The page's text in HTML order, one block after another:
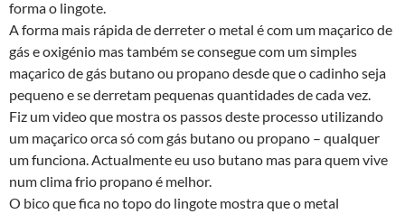
forma o lingote.
A forma mais rápida de derreter o metal é com um maçarico de
gás e oxigénio mas também se consegue com um simples
maçarico de gás butano ou propano desde que o cadinho seja
pequeno e se derretam pequenas quantidades de cada vez.
Fiz um video que mostra os passos deste processo utilizando
um maçarico orca só com gás butano ou propano – qualquer
um funciona. Actualmente eu uso butano mas para quem vive
num clima frio propano é melhor.
O bico que fica no topo do lingote mostra que o metal